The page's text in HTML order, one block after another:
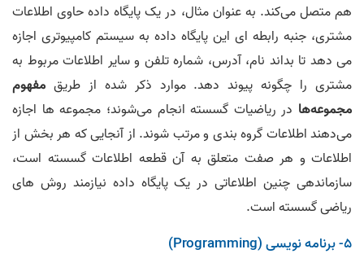
هم متصل می‌کند. به عنوان مثال، در یک پایگاه داده حاوی اطلاعات
مشتری، جنبه رابطه ای این پایگاه داده به سیستم کامپیوتری اجازه
می دهد تا بداند نام، آدرس، شماره تلفن و سایر اطلاعات مربوط به
مشتری را چگونه پیوند دهد. موارد ذکر شده از طریق مفهوم
مجموعه‌ها در ریاضیات گسسته انجام می‌شوند؛ مجموعه ها اجازه
می‌دهند اطلاعات گروه بندی و مرتب شوند. از آنجایی که هر بخش از
اطلاعات و هر صفت متعلق به آن قطعه اطلاعات گسسته است،
سازماندهی چنین اطلاعاتی در یک پایگاه داده نیازمند روش های
ریاضی گسسته است.
5- برنامه نویسی (Programming)